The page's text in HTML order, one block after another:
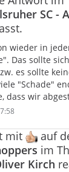
SC -
wieder in
Das sollte
es sollte
"Schade"
dass wir
mit
auf
im
Kirch